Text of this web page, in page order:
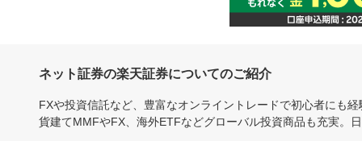
ネット証券の楽天証券についてのご紹介
FXや投資信託など、豊富なオンライントレードで初心者にも
貨建てMMFやFX、海外ETFなどグローバル投資商品も充実。